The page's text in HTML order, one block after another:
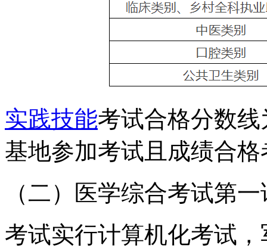
实践技能考试合格分数线
基地参加考试且成绩合
（二）医学综合考试第一
考试实行计算机化考试